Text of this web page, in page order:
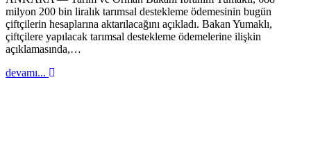
milyon 200 bin liralık tarımsal destekleme ödemesinin bugün
çiftçilerin hesaplarına aktarılacağını açıkladı. Bakan Yumaklı,
çiftçilere yapılacak tarımsal destekleme ödemelerine ilişkin
açıklamasında,…
devamı...